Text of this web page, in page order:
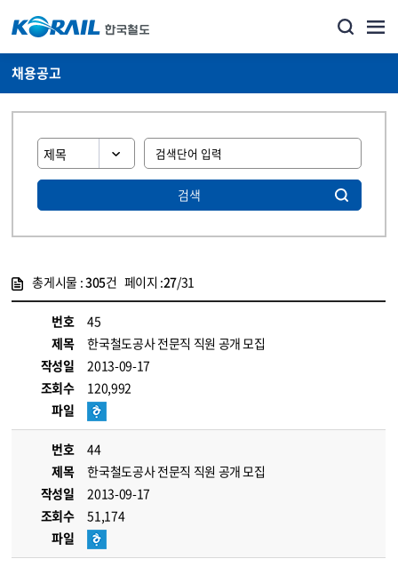
채용공고
검색
총게시물 :305건 페이지 :27/31
번호
45
제목
한국철도공사 전문직 직원 공개 모집
작성일
2013-09-17
조회수
120,992
파일
번호
44
제목
한국철도공사 전문직 직원 공개 모집
작성일
2013-09-17
조회수
51,174
파일